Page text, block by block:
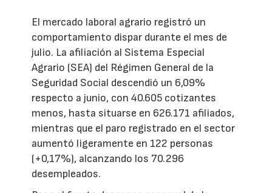
El mercado laboral agrario registró un
comportamiento dispar durante el mes de
julio. La afiliación al Sistema Especial
Agrario (SEA) del Régimen General de la
Seguridad Social descendió un 6,09%
respecto a junio, con 40.605 cotizantes
menos, hasta situarse en 626.171 afiliados,
mientras que el paro registrado en el sector
aumentó ligeramente en 122 personas
(+0,17%), alcanzando los 70.296
desempleados.